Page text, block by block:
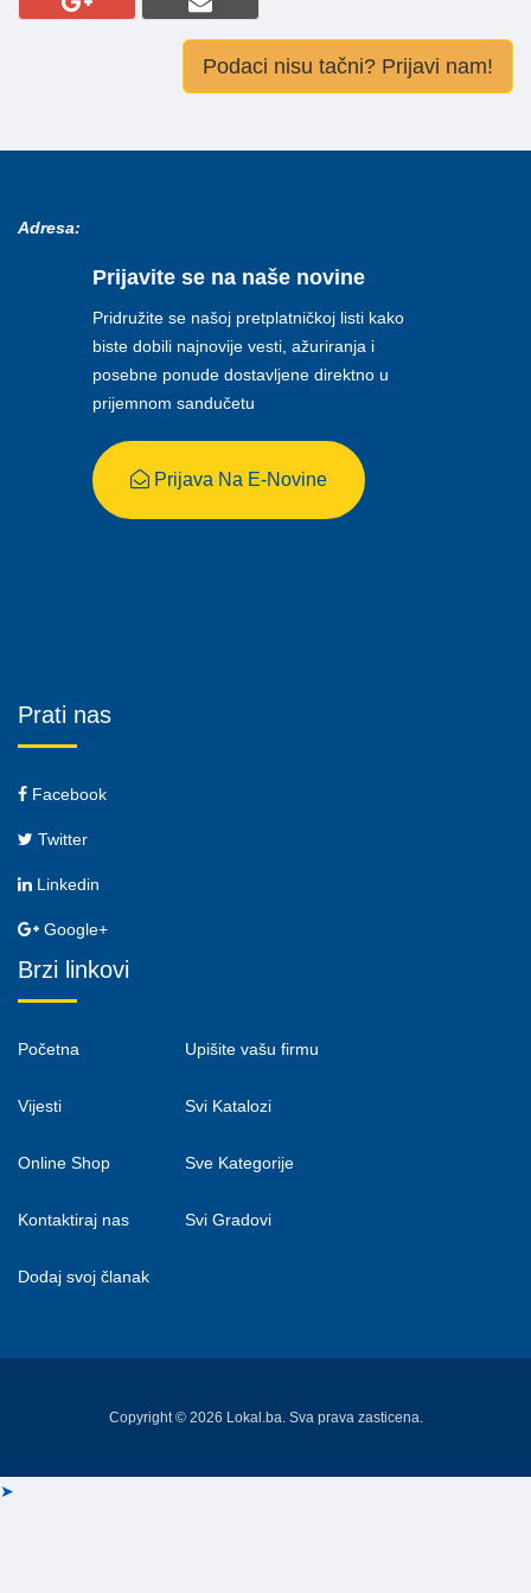
Podaci nisu tačni? Prijavi nam!
Adresa:
Prijavite se na naše novine
Pridružite se našoj pretplatničkoj listi kako
biste dobili najnovije vesti, ažuriranja i
posebne ponude dostavljene direktno u
prijemnom sandučetu
Prijava Na E-Novine
Prati nas
Facebook
Twitter
Linkedin
Google+
Brzi linkovi
Početna
Vijesti
Online Shop
Kontaktiraj nas
Dodaj svoj članak
Upišite vašu firmu
Svi Katalozi
Sve Kategorije
Svi Gradovi
Copyright © 2026 Lokal.ba. Sva prava zasticena.
➤